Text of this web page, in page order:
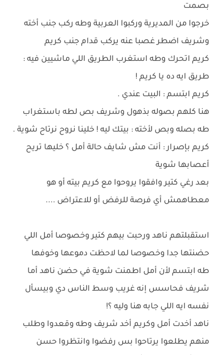
بصمت
خرجوا من المديرية وركبوا العربية وطه ركب جنب أخته
وشريف اضطر غصبا عنه يركب قدام جنب كريم
كريم اتحرك وطه استغرب الطريق اللي ماشيين فيه :
طريق ايه ده يا كريم !
كريم ابتسم : البيت عندي .
هنا كلهم بصوله بذهول وشريف بص لطه باستغراب
طه بصله وبص لأخته : بيتك ليه ! خلينا نروح نرتاح شوية .
كريم بإصرار : أنت مش شايف حالة أمل ؟ خليها تريح
أعصابها شوية
بعد رغي كتير وافقوا يروحوا مع كريم بيته أو هو
معطاهمش أي فرصة للرفض أو للاعتراض ....
استقبلتهم ناهد ورحبت بيهم كتير وخصوصا أمل اللي
حضنتها جدا وخصوصا لما لاحظت دموعها وخوفها
طه ابتسم لأن أمل اطمنت شوية في حضن ناهد أما
شريف فحاسس إنه غريب وسط الناس دي وبيسأل
نفسه ايه اللي جابه هنا وليه ؟!
ناهد أخدت أمل وكريم أخد شريف وطه وقعدوا وطلب
منهم يطلعوا يرتاحوا بس رفضوا وانتظروا حسن